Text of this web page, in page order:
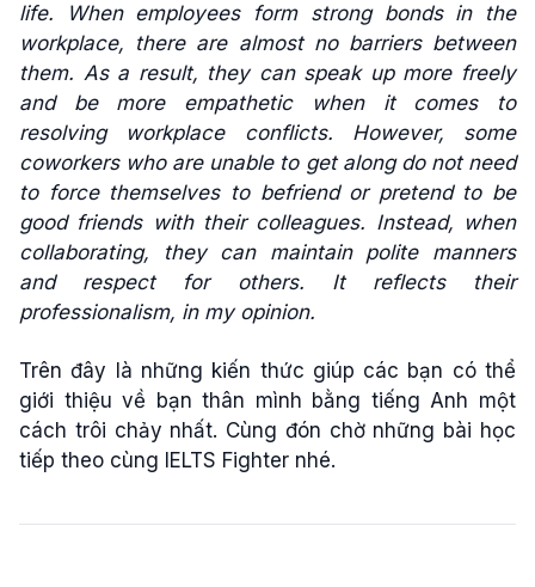
life. When employees form strong bonds in the
workplace, there are almost no barriers between
them. As a result, they can speak up more freely
and be more empathetic when it comes to
resolving workplace conflicts. However, some
coworkers who are unable to get along do not need
to force themselves to befriend or pretend to be
good friends with their colleagues. Instead, when
collaborating, they can maintain polite manners
and respect for others. It reflects their
professionalism, in my opinion.
Trên đây là những kiến thức giúp các bạn có thể
giới thiệu về bạn thân mình bằng tiếng Anh một
cách trôi chảy nhất. Cùng đón chờ những bài học
tiếp theo cùng IELTS Fighter nhé.